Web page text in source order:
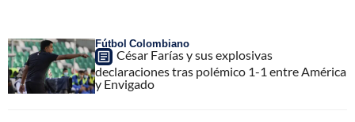
Fútbol Colombiano
César Farías y sus explosivas
declaraciones tras polémico 1-1 entre América
y Envigado